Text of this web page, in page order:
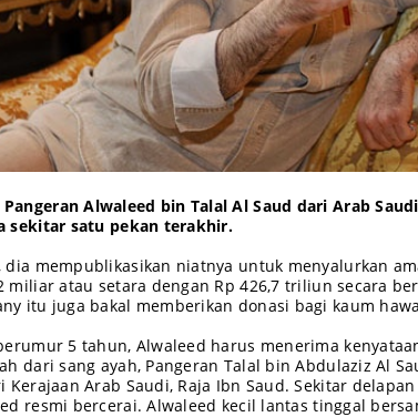
Pangeran Alwaleed bin Talal Al Saud dari Arab
sekitar satu pekan terakhir.
dia mempublikasikan niatnya untuk menyalurkan
miliar atau setara dengan Rp 426,7 triliun secara
itu juga bakal memberikan donasi bagi kaum
5 tahun, Alwaleed harus menerima
dari sang ayah, Pangeran Talal bin Abdulaziz Al
Kerajaan Arab Saudi, Raja Ibn Saud. Sekitar
resmi bercerai. Alwaleed kecil lantas tinggal